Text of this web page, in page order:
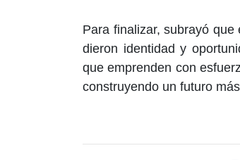
Para finalizar, subrayó
dieron identidad y
que emprenden con
construyendo un futuro